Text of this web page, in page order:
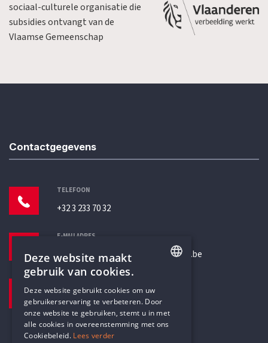
sociaal-culturele organisatie die
subsidies ontvangt van de
Vlaamse Gemeenschap
Contactgegevens
TELEFOON
+32 3 233 70 32
E-MAILADRES
secretariaat@humanistischverbond.be
Pottenbrug 4
Antwerpen, 2000
DUTCH
Deze website maakt
gebruik van cookies.
Deze website gebruikt cookies om uw
gebruikerservaring te verbeteren. Door
onze website te gebruiken, stemt u in met
alle cookies in overeenstemming met ons
Cookiebeleid. Lees verder